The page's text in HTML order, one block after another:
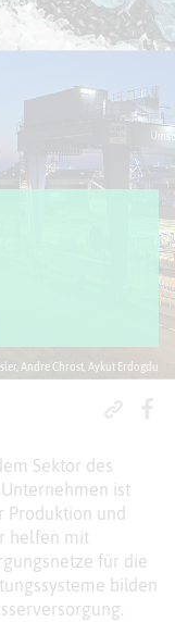
Andre Chrost, Aykut Erdogdu
Sektor des
ist
und
helfen mit
für die
bilden